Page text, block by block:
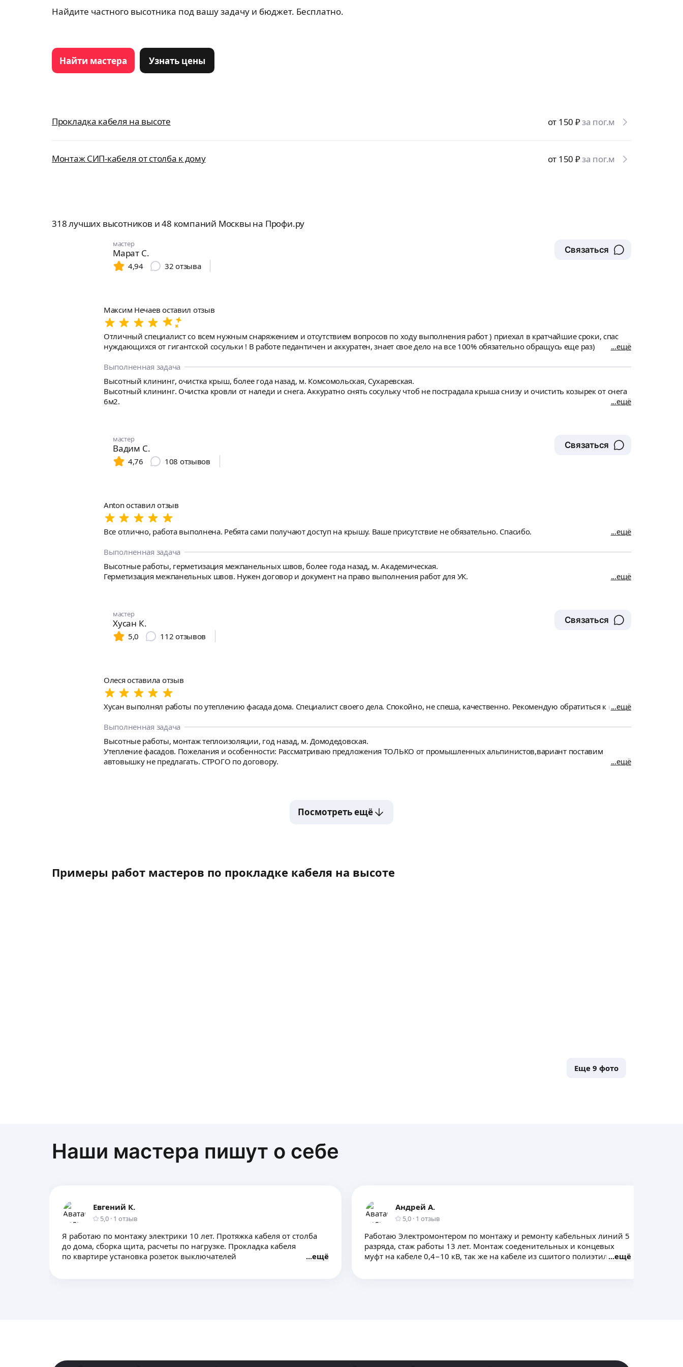
Найдите частного высотника под вашу задачу и бюджет. Бесплатно.
Найти мастера Узнать цены
Прокладка кабеля на высоте от 150 ₽за пог.м
Монтаж СИП-кабеля от столба к дому от 150 ₽за пог.м
318 лучших высотников и 48 компаний Москвы на Профи.ру
мастер
Марат С.
Связаться
4,94
32 отзыва
Максим Нечаев оставил отзыв
Отличный специалист со всем нужным снаряжением и отсутствием вопросов по ходу выполнения работ ) приехал в кратчайшие сроки, спас
нуждающихся от гигантской сосульки ! В работе педантичен и аккуратен, знает свое дело на все 100% обязательно обращусь еще раз)
ещё
Выполненная задача
Высотный клининг, очистка крыш, более года назад, м. Комсомольская, Сухаревская.
Высотный клининг. Очистка кровли от наледи и снега. Аккуратно снять сосульку чтоб не пострадала крыша снизу и очистить козырек от снега
6м2.
ещё
мастер
Вадим С.
Связаться
4,76
108 отзывов
Anton оставил отзыв
Все отлично, работа выполнена. Ребята сами получают доступ на крышу. Ваше присутствие не обязательно. Спасибо.
ещё
Выполненная задача
Высотные работы, герметизация межпанельных швов, более года назад, м. Академическая.
Герметизация межпанельных швов. Нужен договор и документ на право выполнения работ для УК.
ещё
мастер
Хусан К.
Связаться
5,0
112 отзывов
Олеся оставила отзыв
Хусан выполнял работы по утеплению фасада дома. Специалист своего дела. Спокойно, не спеша, качественно. Рекомендую обратиться к нему.
ещё
Выполненная задача
Высотные работы, монтаж теплоизоляции, год назад, м. Домодедовская.
Утепление фасадов. Пожелания и особенности: Рассматриваю предложения ТОЛЬКО от промышленных альпинистов,вариант поставим
автовышку не предлагать. СТРОГО по договору.
ещё
Посмотреть ещё
Примеры работ мастеров по прокладке кабеля на высоте
Еще 9 фото
Наши мастера пишут о себе
Евгений К.
5,0 · 1 отзыв
Я работаю по монтажу электрики 10 лет. Протяжка кабеля от столба
до дома, сборка щита, расчеты по нагрузке. Прокладка кабеля
по квартире установка розеток выключателей
ещё
Андрей А.
5,0 · 1 отзыв
Работаю Электромонтером по монтажу и ремонту кабельных линий 5
разряда, стаж работы 13 лет. Монтаж соеденительных и концевых
муфт на кабеле 0,4−10 кВ, так же на кабеле из сшитого полиэтилена.ещё